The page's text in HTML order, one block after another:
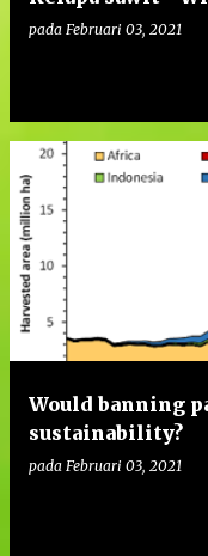
pada Februari 03, 2021
Would banning
sustainability?
pada Februari 03, 2021